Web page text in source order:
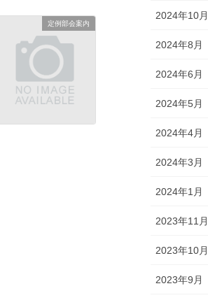
定例部会案内
2024年10月
2024年8月
2024年6月
2024年5月
2024年4月
2024年3月
2024年1月
2023年11月
2023年10月
2023年9月